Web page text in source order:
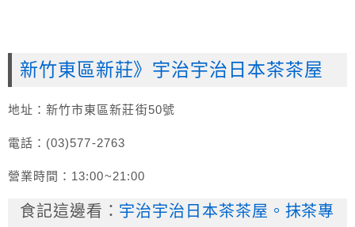
新竹東區新莊》宇治宇治日本茶茶屋
地址：新竹市東區新莊街50號
電話：(03)577-2763
營業時間：13:00~21:00
食記這邊看： 宇治宇治日本茶茶屋。抹茶專